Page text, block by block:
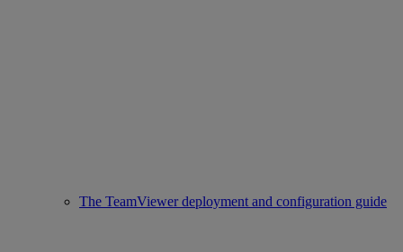
The TeamViewer deployment and configuration guide